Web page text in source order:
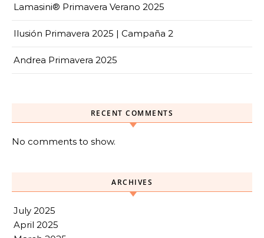
Lamasini® Primavera Verano 2025
Ilusión Primavera 2025 | Campaña 2
Andrea Primavera 2025
RECENT COMMENTS
No comments to show.
ARCHIVES
July 2025
April 2025